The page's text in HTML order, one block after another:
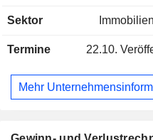
Spanien sowie bereits
Sektor
Termine 22.10.
Mehr